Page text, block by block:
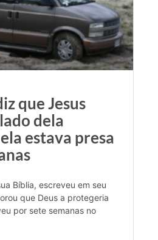
que Jesus
dela
estava presa
Bíblia, escreveu em seu
que Deus a protegeria
por sete semanas no